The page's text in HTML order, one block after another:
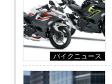
バイクニュース